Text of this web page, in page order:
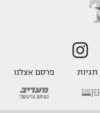
תגיות פרסם אצלנו